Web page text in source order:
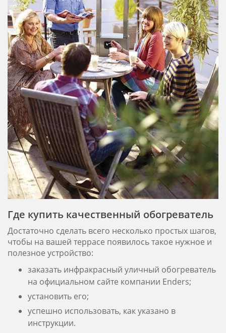
Где купить качественный обогреватель
Достаточно сделать всего несколько простых шагов,
чтобы на вашей террасе появилось такое нужное и
полезное устройство:
заказать инфракрасный уличный обогреватель
на официальном сайте компании Enders;
установить его;
успешно использовать, как указано в
инструкции.